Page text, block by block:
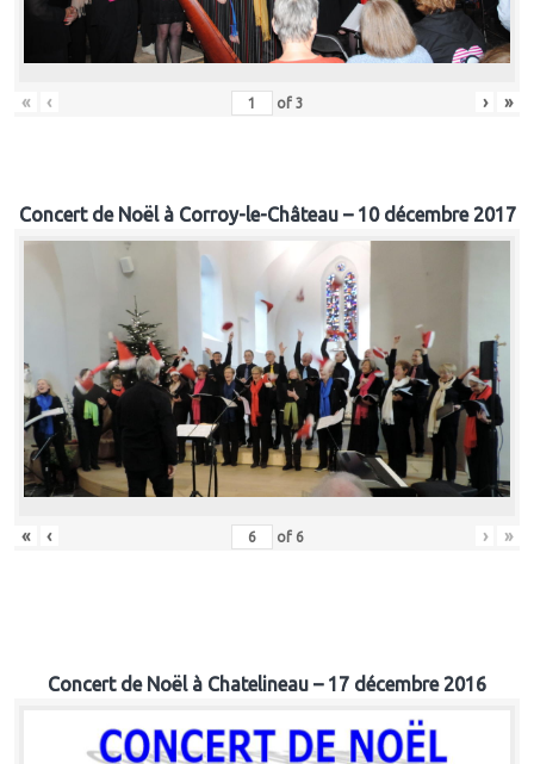
« ‹ of 3 › »
Concert de Noël à Corroy-le-Château – 10 décembre 2017
« ‹ of 6 › »
Concert de Noël à Chatelineau – 17 décembre 2016